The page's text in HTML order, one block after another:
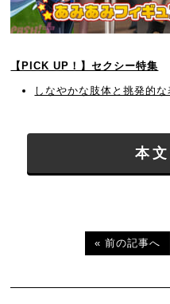
【PICK UP！】セクシー特集
しなやかな肢体と挑発的
本
« 前の記事へ